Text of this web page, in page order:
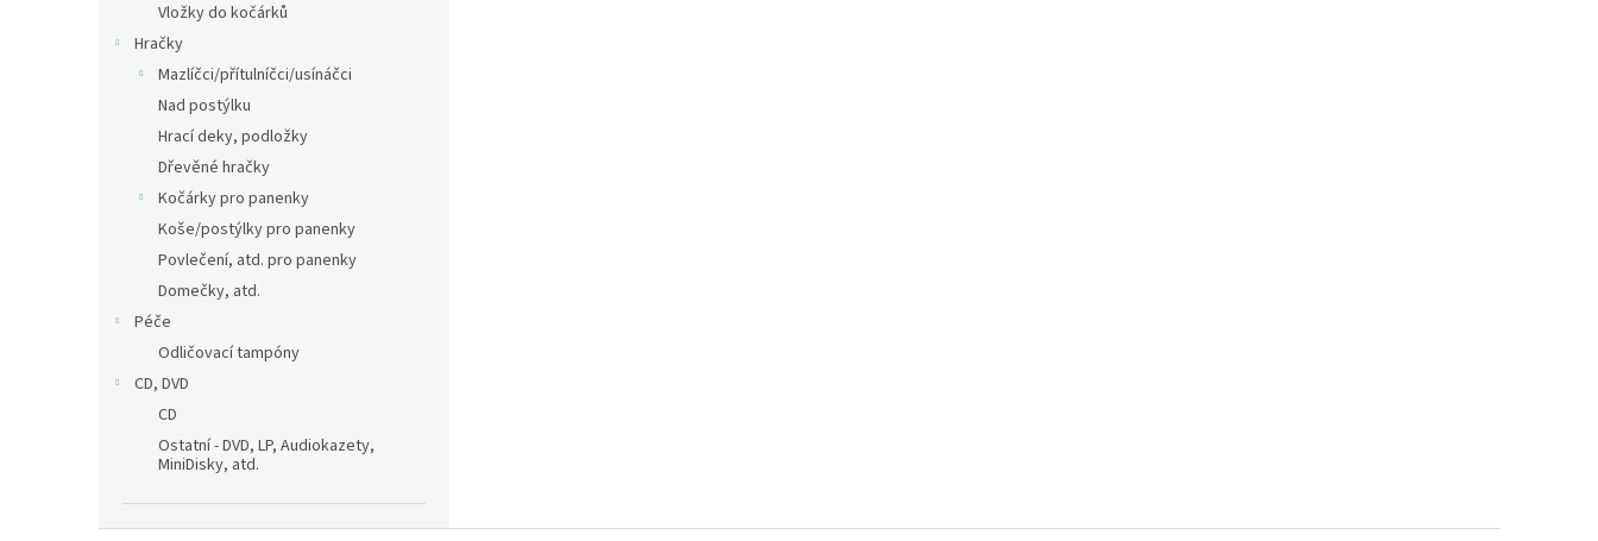
Vložky do kočárků
Hračky
Mazlíčci/přítulníčci/usínáčci
Nad postýlku
Hrací deky, podložky
Dřevěné hračky
Kočárky pro panenky
Koše/postýlky pro panenky
Povlečení, atd. pro panenky
Domečky, atd.
Péče
Odličovací tampóny
CD, DVD
CD
Ostatní - DVD, LP, Audiokazety,
MiniDisky, atd.